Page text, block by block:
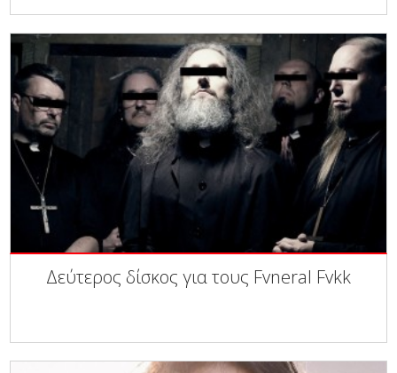
Δεύτερος δίσκος για τους Fvneral Fvkk